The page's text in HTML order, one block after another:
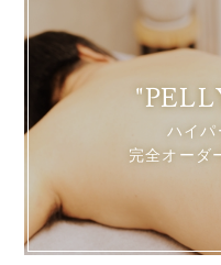
ハイ
完全オーダ